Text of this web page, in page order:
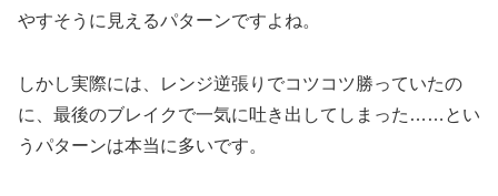
やすそうに見えるパターンですよね。
しかし実際には、レンジ逆張りでコツコツ勝っていたの
に、最後のブレイクで一気に吐き出してしまった……とい
うパターンは本当に多いです。